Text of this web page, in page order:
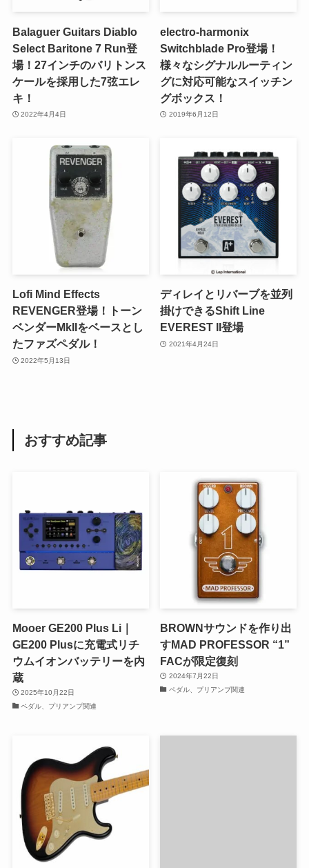
Balaguer Guitars Diablo
Select Baritone 7 Run登
場！27インチのバリトンス
ケールを採用した7弦エレ
キ！
2022年4月4日
electro-harmonix
Switchblade Pro登場！
様々なシグナルルーティン
グに対応可能なスイッチン
グボックス！
2019年6月12日
Lofi Mind Effects
REVENGER登場！トーン
ベンダーMkIIをベースとし
たファズペダル！
2022年5月13日
ディレイとリバーブを並列
掛けできるShift Line
EVEREST II登場
2021年4月24日
おすすめ記事
Mooer GE200 Plus Li｜
GE200 Plusに充電式リチ
ウムイオンバッテリーを内
蔵
2025年10月22日
ペダル、プリアンプ関連
BROWNサウンドを作り出
すMAD PROFESSOR “1”
FACが限定復刻
2024年7月22日
ペダル、プリアンプ関連